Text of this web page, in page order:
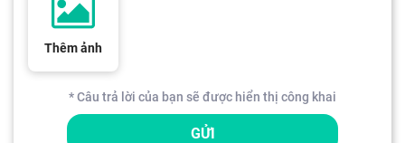
Thêm ảnh
* Câu trả lời của bạn sẽ được hiển thị công khai
GỬI